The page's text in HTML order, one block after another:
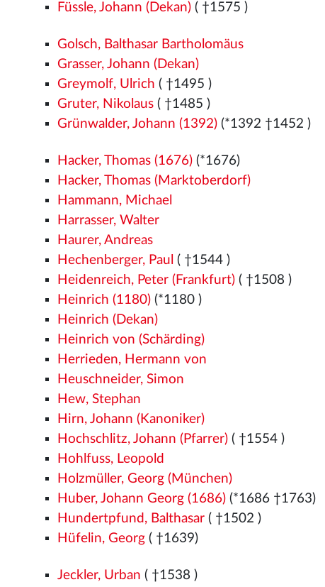
Füssle, Johann (Dekan) ( †1575 )
Golsch, Balthasar Bartholomäus
Grasser, Johann (Dekan)
Greymolf, Ulrich ( †1495 )
Gruter, Nikolaus ( †1485 )
Grünwalder, Johann (1392) (*1392 †1452 )
Hacker, Thomas (1676) (*1676)
Hacker, Thomas (Marktoberdorf)
Hammann, Michael
Harrasser, Walter
Haurer, Andreas
Hechenberger, Paul ( †1544 )
Heidenreich, Peter (Frankfurt) ( †1508 )
Heinrich (1180) (*1180 )
Heinrich (Dekan)
Heinrich von (Schärding)
Herrieden, Hermann von
Heuschneider, Simon
Hew, Stephan
Hirn, Johann (Kanoniker)
Hochschlitz, Johann (Pfarrer) ( †1554 )
Hohlfuss, Leopold
Holzmüller, Georg (München)
Huber, Johann Georg (1686) (*1686 †1763)
Hundertpfund, Balthasar ( †1502 )
Hüfelin, Georg ( †1639)
Jeckler, Urban ( †1538 )